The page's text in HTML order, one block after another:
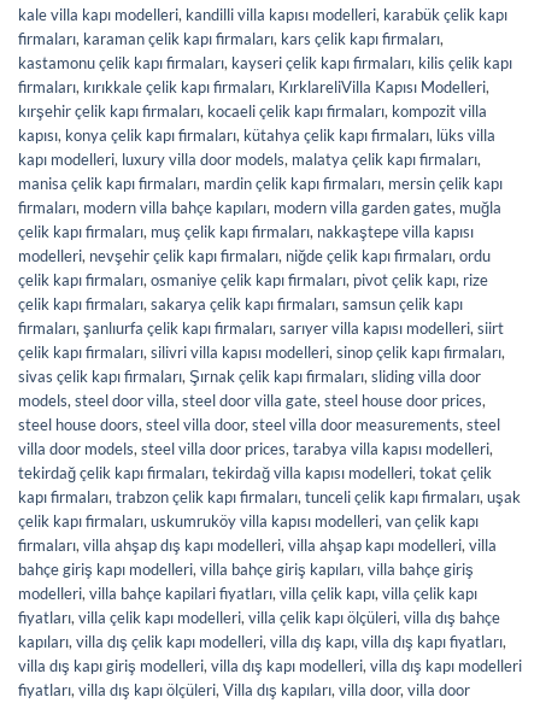
kale villa kapı modelleri, kandilli villa kapısı modelleri, karabük çelik kapı
firmaları, karaman çelik kapı firmaları, kars çelik kapı firmaları,
kastamonu çelik kapı firmaları, kayseri çelik kapı firmaları, kilis çelik kapı
firmaları, kırıkkale çelik kapı firmaları, KırklareliVilla Kapısı Modelleri,
kırşehir çelik kapı firmaları, kocaeli çelik kapı firmaları, kompozit villa
kapısı, konya çelik kapı firmaları, kütahya çelik kapı firmaları, lüks villa
kapı modelleri, luxury villa door models, malatya çelik kapı firmaları,
manisa çelik kapı firmaları, mardin çelik kapı firmaları, mersin çelik kapı
firmaları, modern villa bahçe kapıları, modern villa garden gates, muğla
çelik kapı firmaları, muş çelik kapı firmaları, nakkaştepe villa kapısı
modelleri, nevşehir çelik kapı firmaları, niğde çelik kapı firmaları,ordu
çelik kapı firmaları,osmaniye çelik kapı firmaları, pivot çelik kapı, rize
çelik kapı firmaları,sakarya çelik kapı firmaları,samsun çelik kapı
firmaları,şanlıurfa çelik kapı firmaları,sarıyer villa kapısı modelleri,siirt
çelik kapı firmaları,silivri villa kapısı modelleri,sinop çelik kapı firmaları,
sivas çelik kapı firmaları,Şırnak çelik kapı firmaları,sliding villa door
models,steel door villa,steel door villa gate,steel house door prices,
steel house doors,steel villa door,steel villa door measurements,steel
villa door models,steel villa door prices,tarabya villa kapısı modelleri,
tekirdağ çelik kapı firmaları,tekirdağ villa kapısı modelleri,tokat çelik
kapı firmaları,trabzon çelik kapı firmaları,tunceli çelik kapı firmaları,uşak
çelik kapı firmaları,uskumruköy villa kapısı modelleri,van çelik kapı
firmaları,villa ahşap dış kapı modelleri,villa ahşap kapı modelleri,villa
bahçe giriş kapı modelleri,villa bahçe giriş kapıları,villa bahçe giriş
modelleri,villa bahçe kapilari fiyatları,villa çelik kapı,villa çelik kapı
fiyatları,villa çelik kapı modelleri,villa çelik kapı ölçüleri,villa dış bahçe
kapıları,villa dış çelik kapı modelleri,villa dış kapı,villa dış kapı fiyatları,
villa dış kapı giriş modelleri,villa dış kapı modelleri,villa dış kapı modelleri
fiyatları,villa dış kapı ölçüleri,Villa dış kapıları,villa door,villa door